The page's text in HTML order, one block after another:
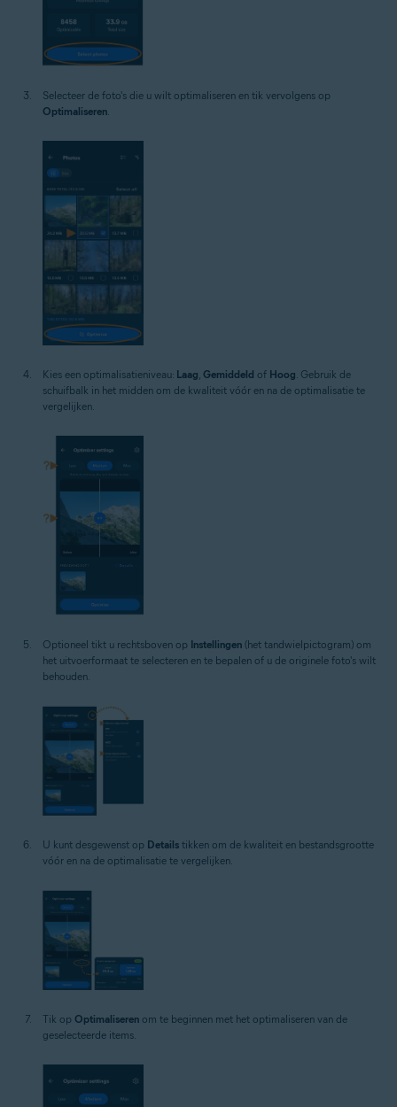
Selecteer de foto's die u wilt optimaliseren en tik vervolgens op
Optimaliseren
Kies een optimalisatieniveau: Laag, Gemiddeld of Hoog. Gebruik de
schuifbalk in het midden om de kwaliteit vóór en na de optimalisatie te
vergelijken.
Optioneel tikt u rechtsboven op Instellingen (het tandwielpictogram) om
het uitvoerformaat te selecteren en te bepalen of u de originele foto's wilt
behouden.
U kunt desgewenst op Details tikken om de kwaliteit en bestandsgrootte
vóór en na de optimalisatie te vergelijken.
Tik op Optimaliseren om te beginnen met het optimaliseren van de
geselecteerde items.